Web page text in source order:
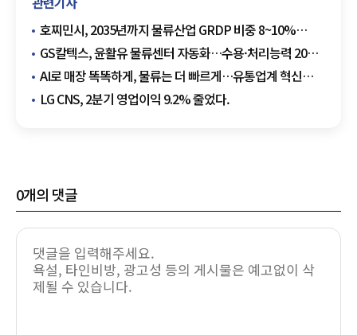
호찌민시, 2035년까지 물류산업 GRDP 비중 8~10%
목표…동남아 물류 허브 도약
GS칼텍스, 윤활유 물류센터 자동화…수용·처리능력 20%
이상 확대
AI로 매장 똑똑하게, 물류는 더 빠르게…유통업계 혁신
경쟁
LG CNS, 2분기 영업이익 9.2% 줄었다.
0개의 댓글